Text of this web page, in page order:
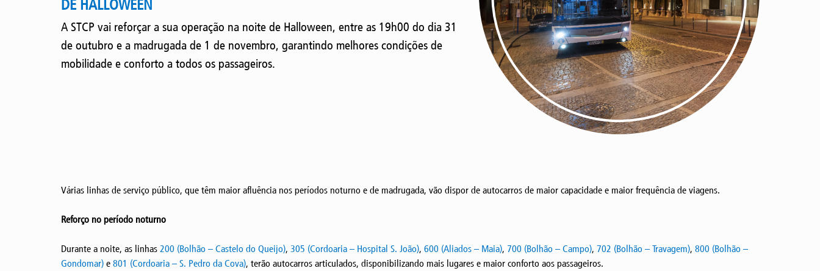
DE HALLOWEEN
A STCP vai reforçar a sua operação na noite de Halloween, entre as 19h00 do dia 31
de outubro e a madrugada de 1 de novembro, garantindo melhores condições de
mobilidade e conforto a todos os passageiros.
Várias linhas de serviço público, que têm maior afluência nos períodos noturno e de madrugada, vão dispor de autocarros de maior capacidade e maior frequência de viagens.
Reforço no período noturno
Durante a noite, as linhas 200 (Bolhão – Castelo do Queijo), 305 (Cordoaria – Hospital S. João), 600 (Aliados – Maia), 700 (Bolhão – Campo), 702 (Bolhão – Travagem), 800 (Bolhão –
Gondomar)e 801 (Cordoaria – S. Pedro da Cova), terão autocarros articulados, disponibilizando mais lugares e maior conforto aos passageiros.